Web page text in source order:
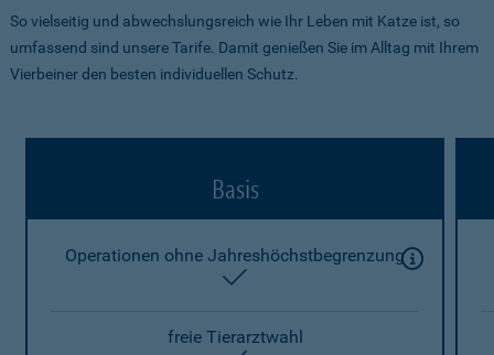
So vielseitig und abwechslungsreich wie Ihr Leben mit Katze ist, so
umfassend sind unsere Tarife. Damit genießen Sie im Alltag mit Ihrem
Vierbeiner den besten individuellen Schutz.
Basis
Operationen ohne Jahreshöchstbegrenzung
freie Tierarztwahl